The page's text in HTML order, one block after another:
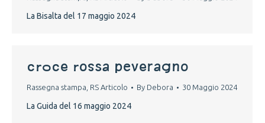
La Bisalta del 17 maggio 2024
croce rossa peveragno
Rassegna stampa RS Articolo By Debora 30 Maggio 2024
La Guida del 16 maggio 2024